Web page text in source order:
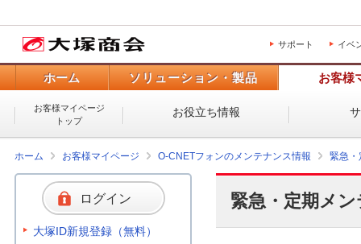
サポート イベ
ホーム ソリューション・製品 お客様
お客様マイページ
トップ
お役立ち情報
ホーム お客様マイページ O-CNETフォンのメンテナンス情報 緊急・
緊急・定期メ
ログイン
大塚ID新規登録（無料）